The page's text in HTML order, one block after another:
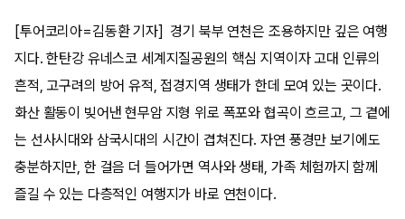
[투어코리아=김동환 기자] 경기 북부 연천은 조용하지만 깊은 여행
지다. 한탄강 유네스코 세계지질공원의 핵심 지역이자 고대 인류의
흔적, 고구려의 방어 유적, 접경지역 생태가 한데 모여 있는 곳이다.
화산 활동이 빚어낸 현무암 지형 위로 폭포와 협곡이 흐르고, 그 곁에
는 선사시대와 삼국시대의 시간이 겹쳐진다. 자연 풍경만 보기에도
충분하지만, 한 걸음 더 들어가면 역사와 생태, 가족 체험까지 함께
즐길 수 있는 다층적인 여행지가 바로 연천이다.